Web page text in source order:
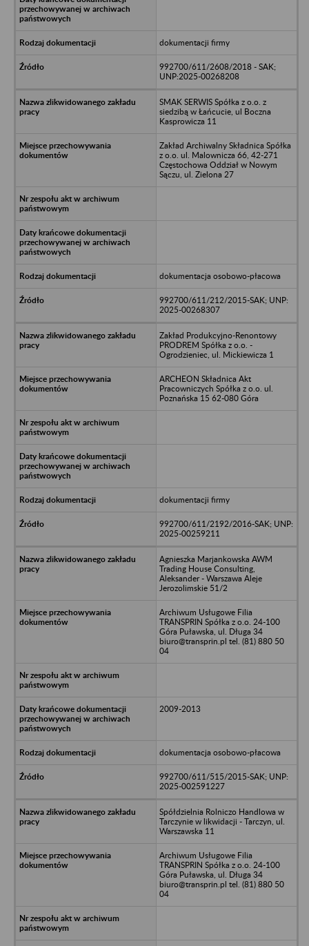
dokumentacji firmy
992700/611/2608/2018 - SAK;
UNP:2025-00268208
SMAK SERWIS Spółka z o.o. z
siedzibą w Łańcucie, ul Boczna
Kasprowicza 11
Zakład Archiwalny Składnica Spółka
z o.o. ul. Malownicza 66, 42-271
Częstochowa Oddział w Nowym
Sączu, ul. Zielona 27
dokumentacja osobowo-płacowa
992700/611/212/2015-SAK; UNP:
2025-00268307
Zakład Produkcyjno-Renontowy
PRODREM Spółka z o.o. -
Ogrodzieniec, ul. Mickiewicza 1
ARCHEON Składnica Akt
Pracowniczych Spółka z o.o. ul.
Poznańska 15 62-080 Góra
dokumentacji firmy
992700/611/2192/2016-SAK; UNP:
2025-00259211
Agnieszka Marjankowska AWM
Trading House Consulting,
Aleksander - Warszawa Aleje
Jerozolimskie 51/2
Archiwum Usługowe Filia
TRANSPRIN Spółka z o.o. 24-100
Góra Puławska, ul. Długa 34
biuro@transprin.pl tel. (81) 880 50
04
2009-2013
dokumentacja osobowo-płacowa
992700/611/515/2015-SAK; UNP:
2025-002591227
Spółdzielnia Rolniczo Handlowa w
Tarczynie w likwidacji - Tarczyn, ul.
Warszawska 11
Archiwum Usługowe Filia
TRANSPRIN Spółka z o.o. 24-100
Góra Puławska, ul. Długa 34
biuro@transprin.pl tel. (81) 880 50
04